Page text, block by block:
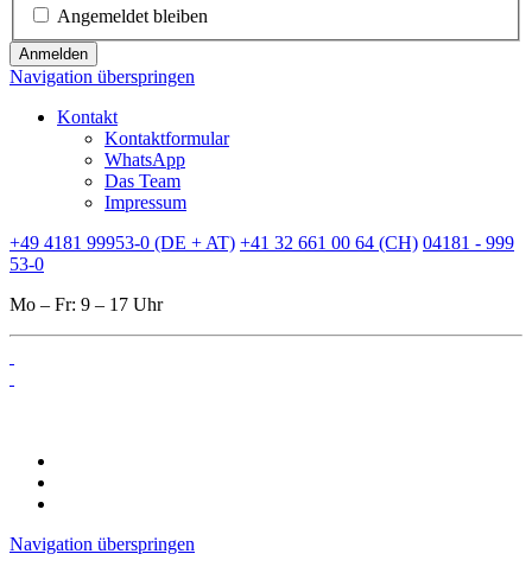
Angemeldet bleiben
Anmelden
Navigation überspringen
Kontakt
Kontaktformular
WhatsApp
Das Team
Impressum
+49 4181 99953-0 (DE + AT) +41 32 661 00 64 (CH) 04181 - 999
53-0
Mo – Fr: 9 – 17 Uhr
Navigation überspringen